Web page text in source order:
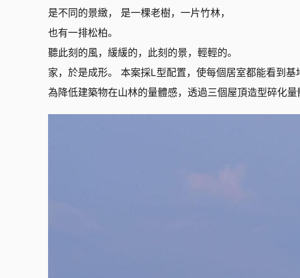
是不同的景緻， 是一棵老樹，一片竹林，
也有一排松柏。
聽此刻的風，緩緩的，此刻的景，輕輕的。
家，於是成形。 本案採L型配置，使每個居室都能看到基
為降低建築物在山林的量體感，透過三個屋頂造型碎化量